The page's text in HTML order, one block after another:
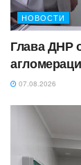
НОВОСТИ
Глава ДНР
07.08.2026